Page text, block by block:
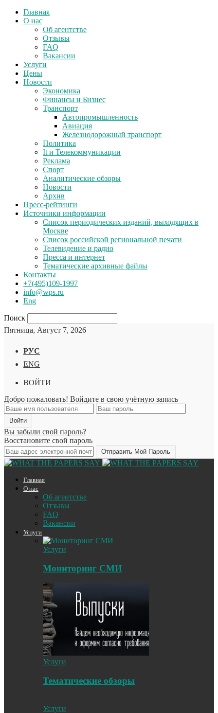
Главная
О нас
Об агентстве
Отзывы
FAQ
Вакансии
Услуги
Цены
Новости
Экономика
Финансы и Бизнес
Транспорт
Автопромышленность
Авиация
Железнодорожный транспорт
Политика
It и Телекоммуникации
Реклама
Спорт
Аналитические обзоры
Новости
Архив
Пресс-рейтинги
Источники информации
Список периодических изданий, выходящих в
Москве
Список российской региональной печати
Телевидение и радио
Пресса и интернет
Тематические архивные файлы
Контакты
+7(495)109-1997
info@wps.ru
Eng
Поиск
Пятница, Август 7, 2026
РУС
ENG
ВОЙТИ
Добро пожаловать! Войдите в свою учётную запись
Вы забыли свой пароль?
Восстановите свой пароль
Главная
О нас
Об агентстве
Отзывы
FAQ
Вакансии
Услуги
Услуги
Мониторинг СМИ
Услуги
Тематические обзоры
Услуги